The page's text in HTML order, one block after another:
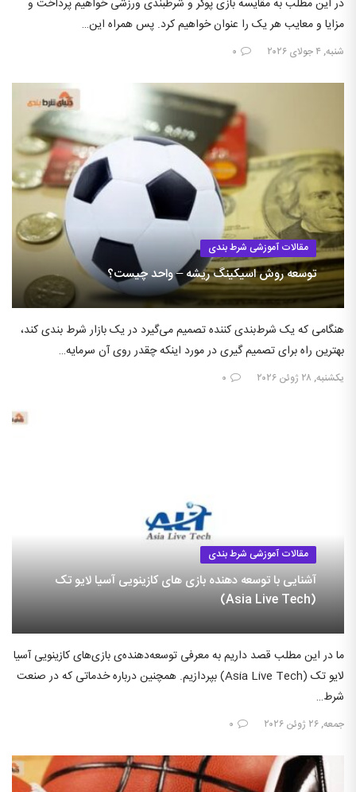
در این مطلب به مقایسه بازی پوکر و شرطبندی ورزشی خواهیم پرداخت و
مزایا و معایب هر یک را عنوان خواهیم کرد. پس همراه این…
شنبه, ۴ جولای ۲۰۲۶ ۰
مقالات آموزشی شرط بندی
توسعه روش اسیکینگ ریشه – واحد چیست؟
هنگامی که یک شرط‌بندی کننده تصمیم می‌گیرد در یک بازار شرط بندی کند،
بهترین راه برای تصمیم گیری در مورد اینکه چقدر روی آن سرمایه…
یکشنبه, ۲۸ ژوئن ۲۰۲۶ ۰
مقالات آموزشی شرط بندی
آشنایی با توسعه دهنده بازی های کازینویی آسیا لایو تک
(Asia Live Tech)
ما در این مطلب قصد داریم به معرفی توسعه‌دهنده‌ی بازی‌های کازینویی آسیا
لایو تک (Asia Live Tech) بپردازیم. همچنین درباره خدماتی که در صنعت
شرط…
جمعه, ۲۶ ژوئن ۲۰۲۶ ۰